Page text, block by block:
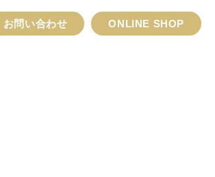
お問い合わせ ONLINE SHOP